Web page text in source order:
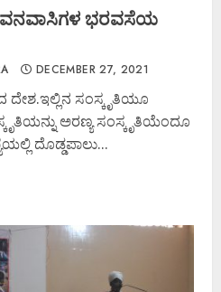
ವನವಾಸಿಗಳ ಭರವಸೆಯ
DECEMBER 27, 2021
ದೇಶ.ಇಲ್ಲಿನ ಸಂಸ್ಕೃತಿಯೂ
ಅರಣ್ಯ ಸಂಸ್ಕೃತಿಯೆಂದೂ
ದೊಡ್ಡಪಾಲು...